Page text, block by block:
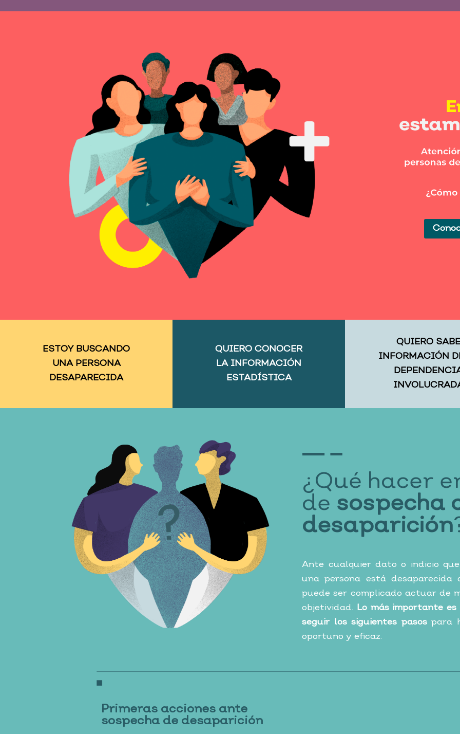
ESTOY BUSCANDO
UNA PERSONA
DESAPARECIDA
QUIERO CONOCER
LA INFORMACIÓN
ESTADÍSTICA
QUIERO
INFORMACIÓN
¿Qué hacer
de sospecha
desaparición
Ante cualquier dato o indicio
una persona está desaparecida
puede ser complicado actuar de
objetividad.
Lo más importante
seguir los siguientes pasospara
oportuno y eficaz.
Primeras acciones ante
sospecha de desaparición